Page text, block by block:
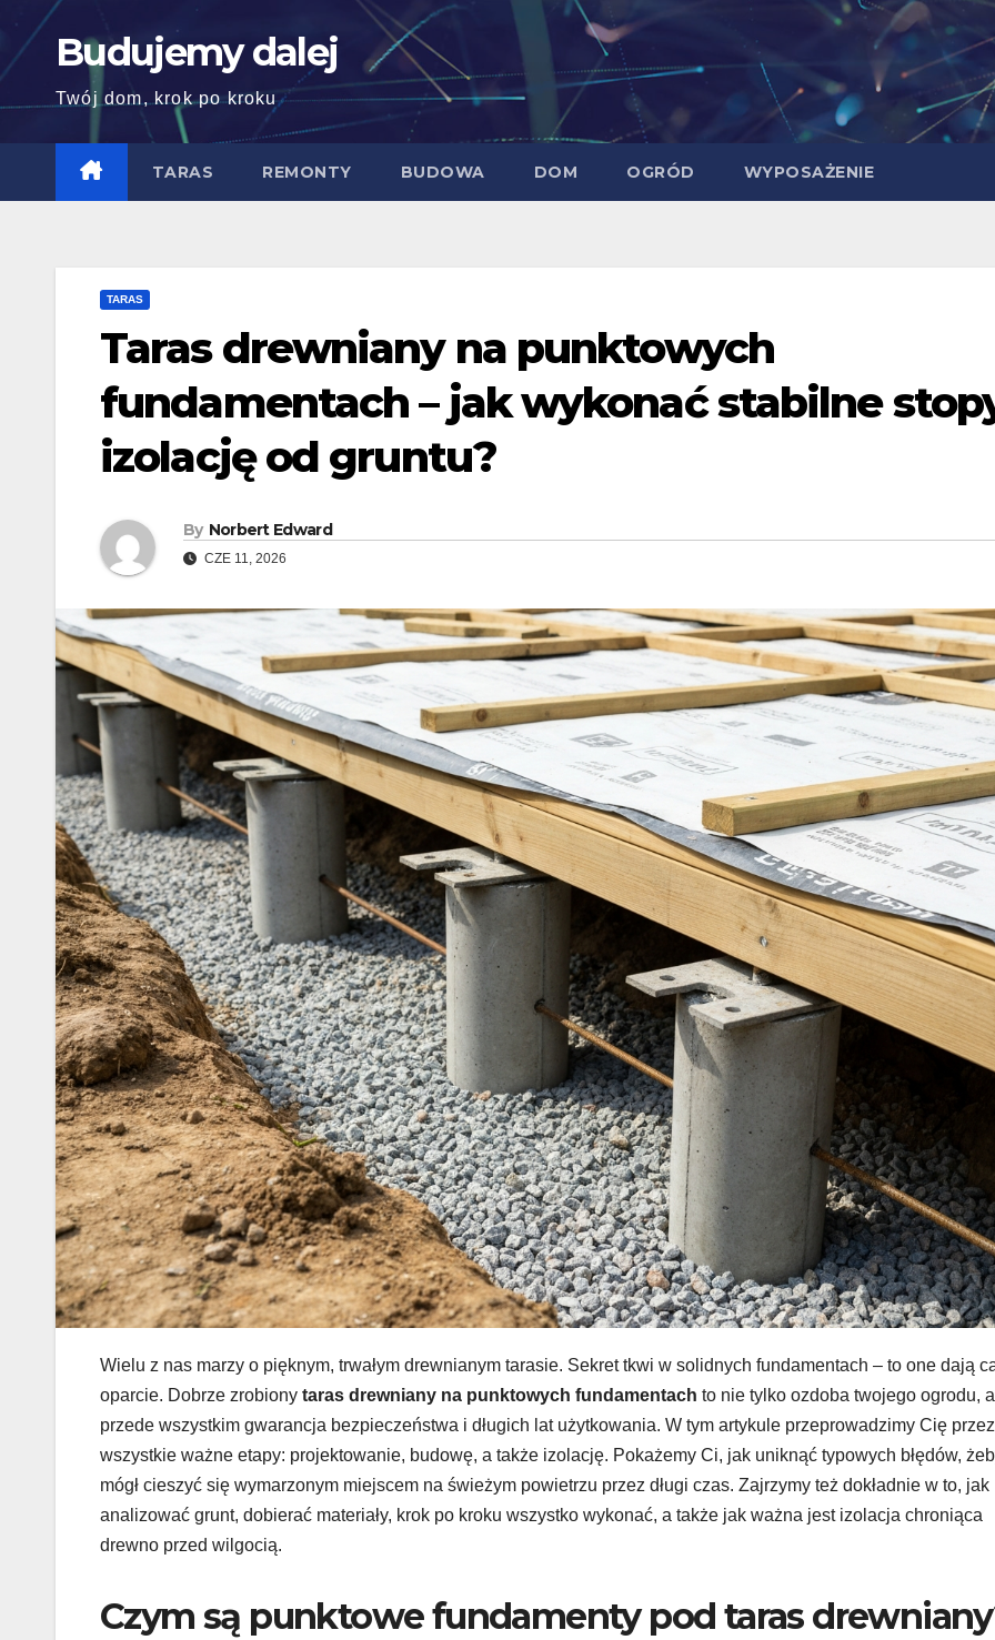
content
Budujemy dalej
Twój dom, krok po kroku
TARAS REMONTY BUDOWA DOM OGRÓD WYPOSAŻENIE
TARAS
Taras drewniany na punktowych
fundamentach – jak wykonać stabilne
izolację od gruntu?
By Norbert Edward
CZE 11, 2026
Wielu z nas marzy o pięknym, trwałym drewnianym tarasie. Sekret tkwi w solidnych fundamentach – to one dają
oparcie. Dobrze zrobiony taras drewniany na punktowych fundamentach to nie tylko ozdoba twojego ogrodu,
przede wszystkim gwarancja bezpieczeństwa i długich lat użytkowania. W tym artykule przeprowadzimy Cię przez
wszystkie ważne etapy: projektowanie, budowę, a także izolację. Pokażemy Ci, jak uniknąć typowych błędów,
mógł cieszyć się wymarzonym miejscem na świeżym powietrzu przez długi czas. Zajrzymy też dokładnie w to, jak
analizować grunt, dobierać materiały, krok po kroku wszystko wykonać, a także jak ważna jest izolacja chroniąca
drewno przed wilgocią.
Czym są punktowe fundamenty pod taras